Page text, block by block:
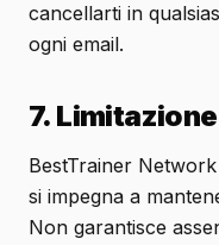
cancellarti in
ogni email.
7.
BestTrainer
si impegna a
Non garantisce